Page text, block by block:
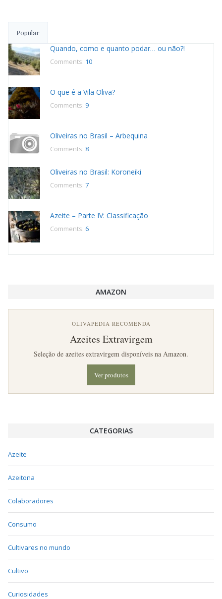
Popular
Quando, como e quanto podar… ou não?!
Comments: 10
O que é a Vila Oliva?
Comments: 9
Oliveiras no Brasil – Arbequina
Comments: 8
Oliveiras no Brasil: Koroneiki
Comments: 7
Azeite – Parte IV: Classificação
Comments: 6
AMAZON
OLIVAPEDIA RECOMENDA
Azeites Extravirgem
Seleção de azeites extravirgem disponíveis na Amazon.
Ver produtos
CATEGORIAS
Azeite
Azeitona
Colaboradores
Consumo
Cultivares no mundo
Cultivo
Curiosidades